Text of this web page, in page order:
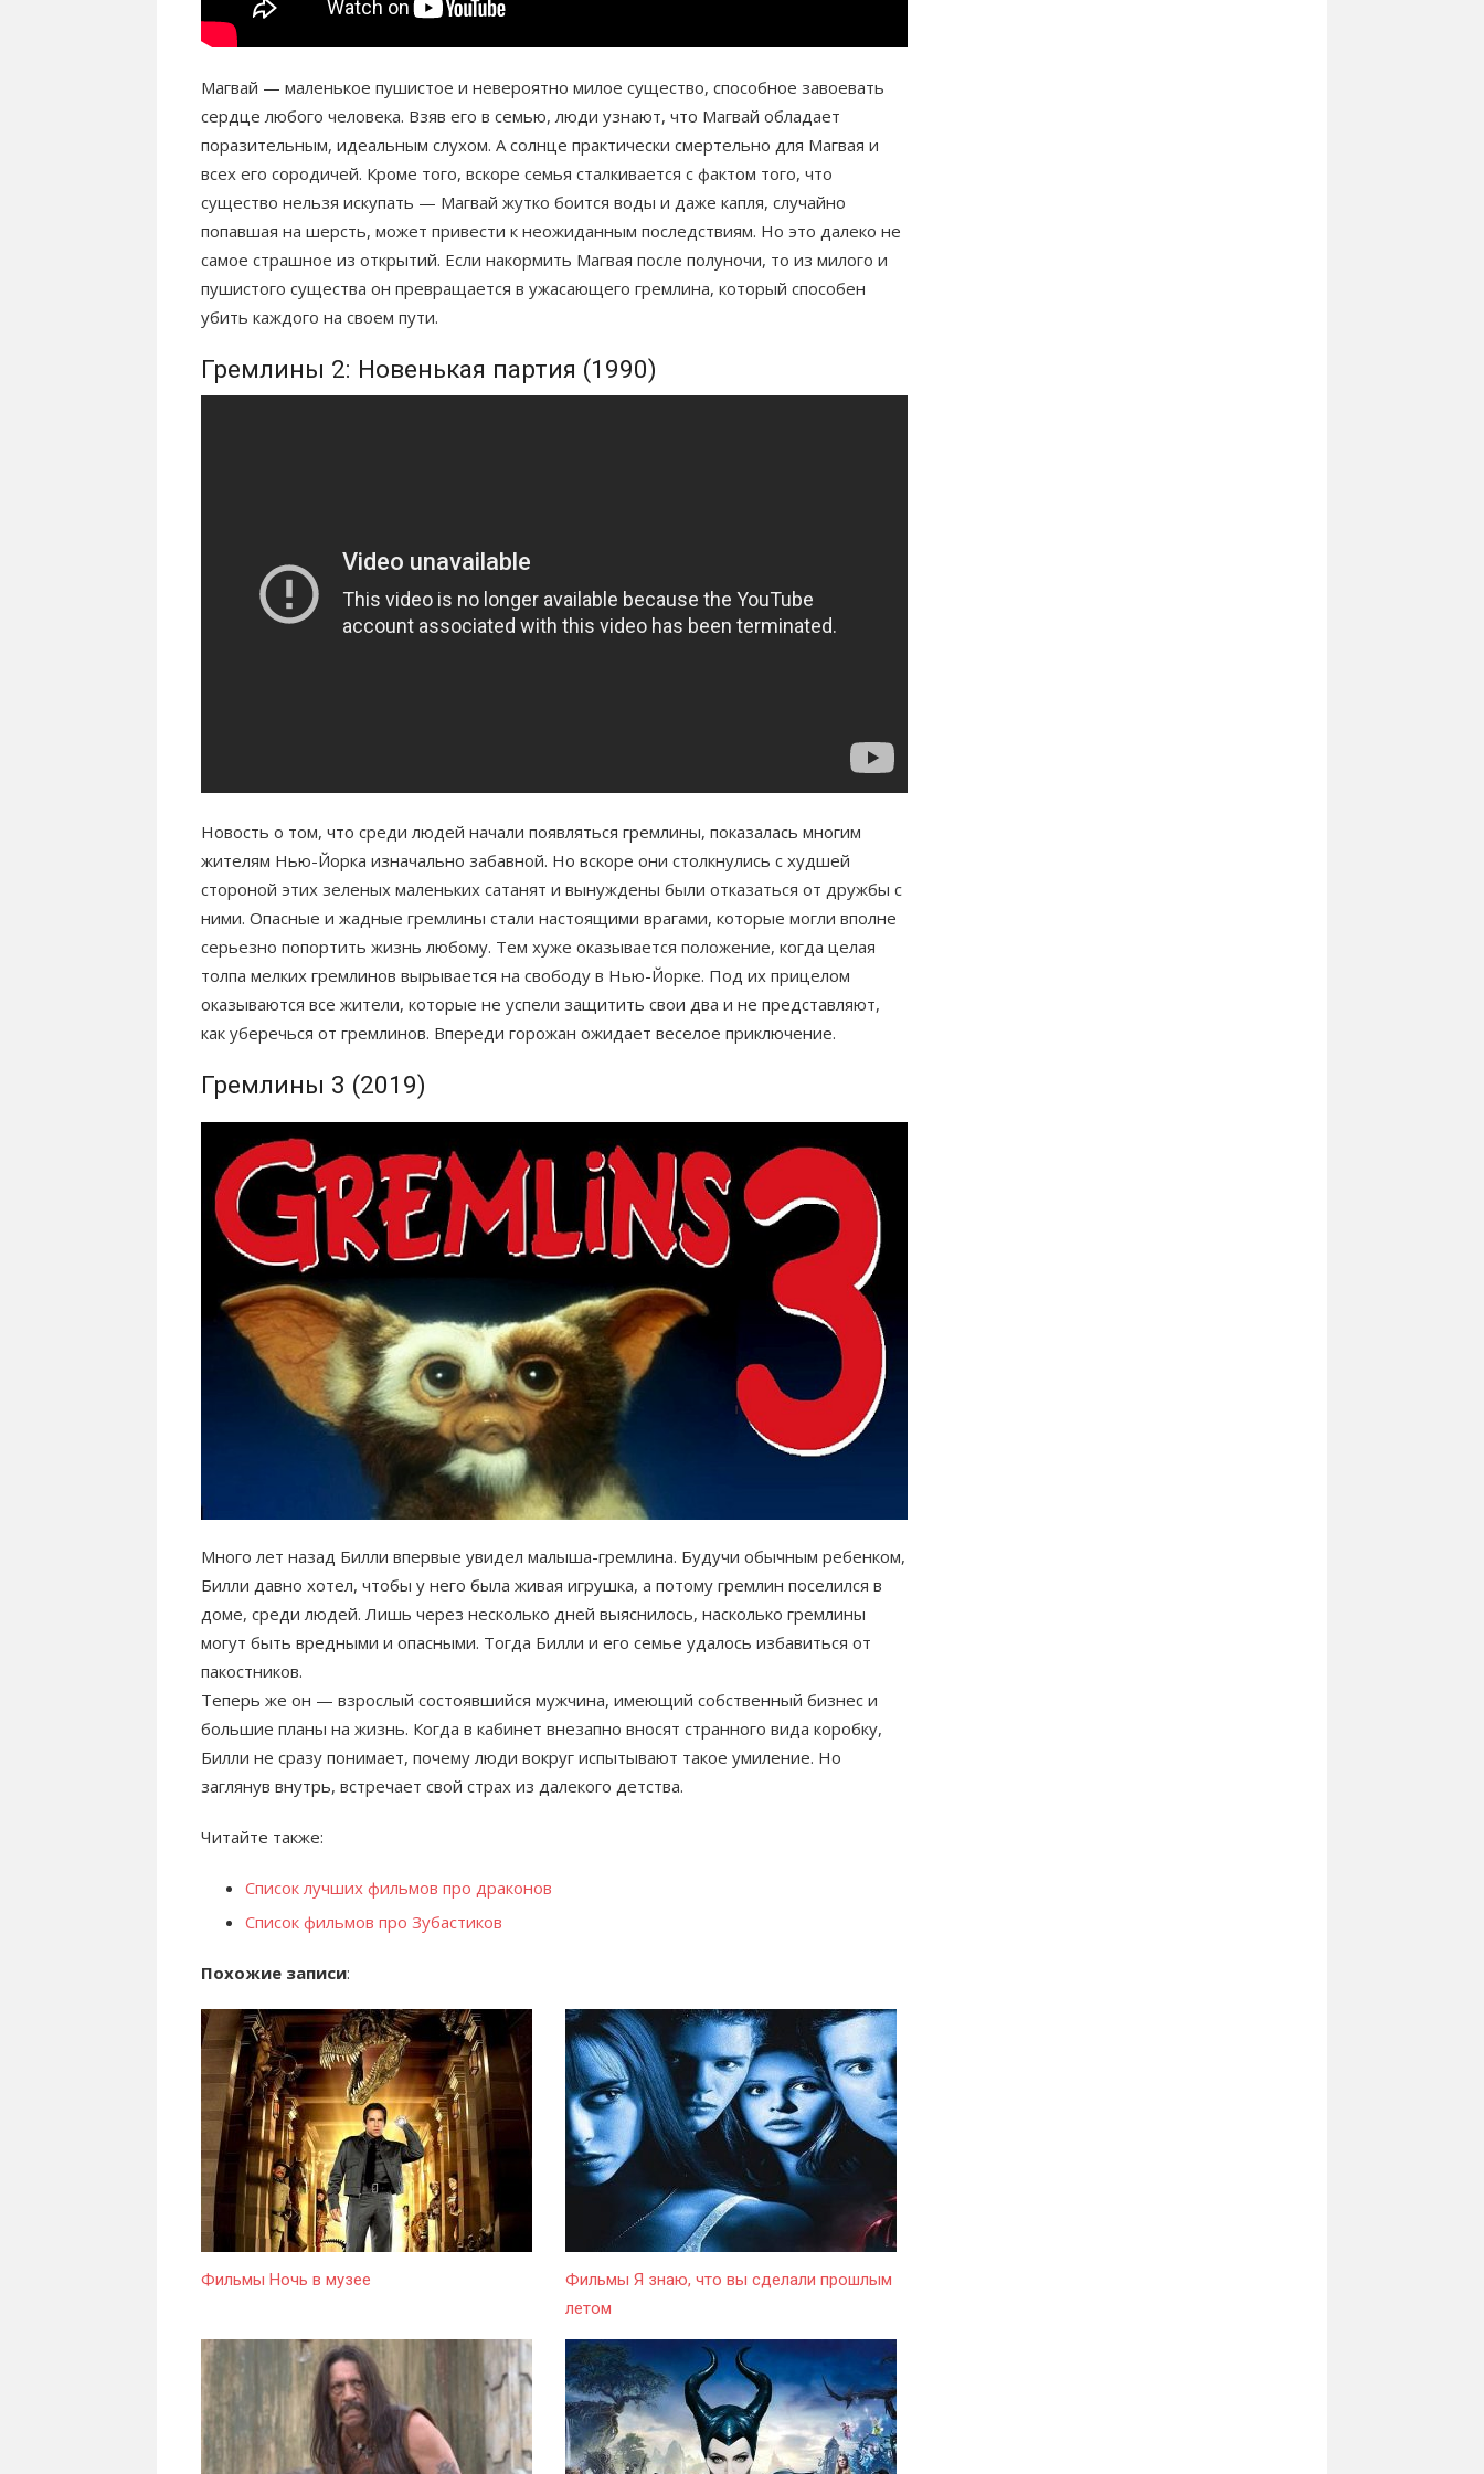
Магвай — маленькое пушистое и невероятно милое существо, способное завоевать
сердце любого человека. Взяв его в семью, люди узнают, что Магвай обладает
поразительным, идеальным слухом. А солнце практически смертельно для Магвая и
всех его сородичей. Кроме того, вскоре семья сталкивается с фактом того, что
существо нельзя искупать — Магвай жутко боится воды и даже капля, случайно
попавшая на шерсть, может привести к неожиданным последствиям. Но это далеко не
самое страшное из открытий. Если накормить Магвая после полуночи, то из милого и
пушистого существа он превращается в ужасающего гремлина, который способен
убить каждого на своем пути.
Гремлины 2: Новенькая партия (1990)
Новость о том, что среди людей начали появляться гремлины, показалась многим
жителям Нью-Йорка изначально забавной. Но вскоре они столкнулись с худшей
стороной этих зеленых маленьких сатанят и вынуждены были отказаться от дружбы с
ними. Опасные и жадные гремлины стали настоящими врагами, которые могли вполне
серьезно попортить жизнь любому. Тем хуже оказывается положение, когда целая
толпа мелких гремлинов вырывается на свободу в Нью-Йорке. Под их прицелом
оказываются все жители, которые не успели защитить свои два и не представляют,
как уберечься от гремлинов. Впереди горожан ожидает веселое приключение.
Гремлины 3 (2019)
Много лет назад Билли впервые увидел малыша-гремлина. Будучи обычным ребенком,
Билли давно хотел, чтобы у него была живая игрушка, а потому гремлин поселился в
доме, среди людей. Лишь через несколько дней выяснилось, насколько гремлины
могут быть вредными и опасными. Тогда Билли и его семье удалось избавиться от
пакостников.
Теперь же он — взрослый состоявшийся мужчина, имеющий собственный бизнес и
большие планы на жизнь. Когда в кабинет внезапно вносят странного вида коробку,
Билли не сразу понимает, почему люди вокруг испытывают такое умиление. Но
заглянув внутрь, встречает свой страх из далекого детства.
Читайте также:
Список лучших фильмов про драконов
Список фильмов про Зубастиков
Похожие записи:
Фильмы Ночь в музее
Фильмы Я знаю, что вы сделали прошлым
летом